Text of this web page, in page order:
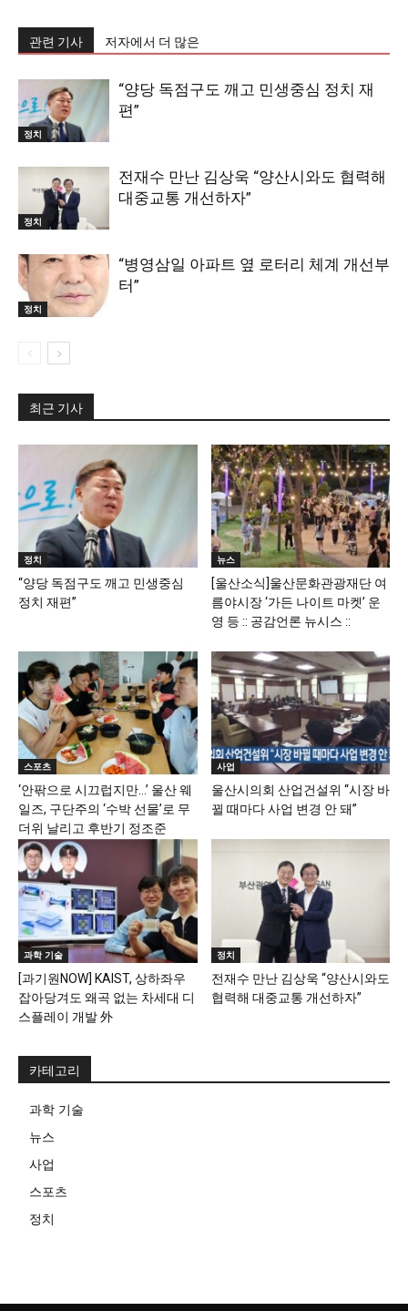
관련 기사 저자에서 더 많은
정치
“양당 독점구도 깨고 민생중심 정치 재
편”
정치
전재수 만난 김상욱 “양산시와도 협력해
대중교통 개선하자”
정치
“병영삼일 아파트 옆 로터리 체계 개선부
터”
최근 기사
정치
“양당 독점구도 깨고 민생중심
정치 재편”
뉴스
[울산소식]울산문화관광재단 여
름야시장 ‘가든 나이트 마켓’ 운
영 등 :: 공감언론 뉴시스 ::
스포츠
‘안팎으로 시끄럽지만…’ 울산 웨
일즈, 구단주의 ‘수박 선물’로 무
더위 날리고 후반기 정조준
사업
울산시의회 산업건설위 “시장 바
뀔 때마다 사업 변경 안 돼”
과학 기술
[과기원NOW] KAIST, 상하좌우
잡아당겨도 왜곡 없는 차세대 디
스플레이 개발 外
정치
전재수 만난 김상욱 “양산시와도
협력해 대중교통 개선하자”
카테고리
과학 기술
뉴스
사업
스포츠
정치